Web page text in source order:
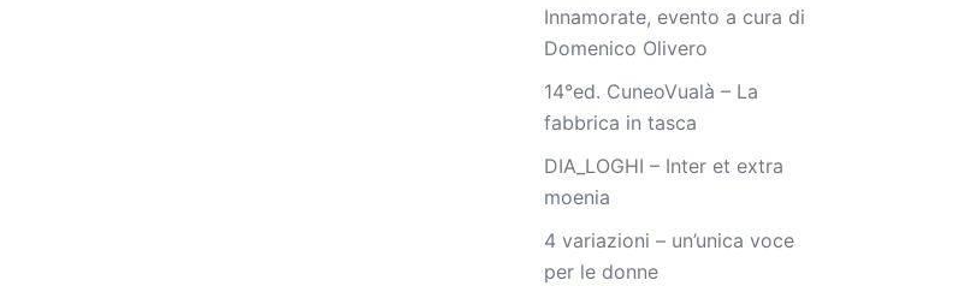
Innamorate, evento a cura di
Domenico Olivero
14°ed. CuneoVualà – La
fabbrica in tasca
DIA_LOGHI – Inter et extra
moenia
4 variazioni – un’unica voce
per le donne